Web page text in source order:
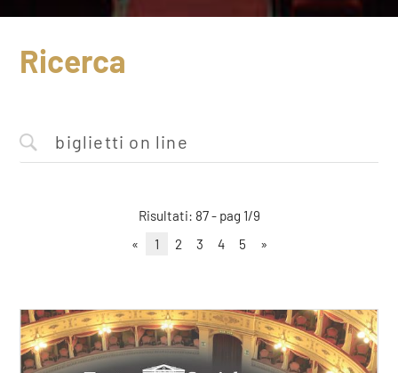
Ricerca
Risultati: 87 - pag 1/9
«
1 2 3 4 5 »